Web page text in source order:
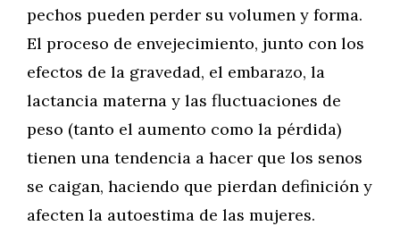
pechos pueden perder su volumen y forma.
El proceso de envejecimiento, junto con los
efectos de la gravedad, el embarazo, la
lactancia materna y las fluctuaciones de
peso (tanto el aumento como la pérdida)
tienen una tendencia a hacer que los senos
se caigan, haciendo que pierdan definición y
afecten la autoestima de las mujeres.